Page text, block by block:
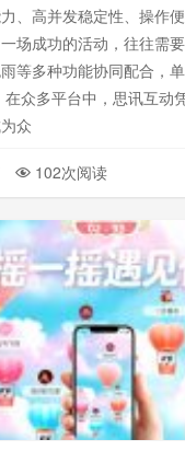
、高并发稳定性、操作
场成功的活动，往往需
等多种功能协同配合，
众多平台中，思讯互动
众
102次阅读